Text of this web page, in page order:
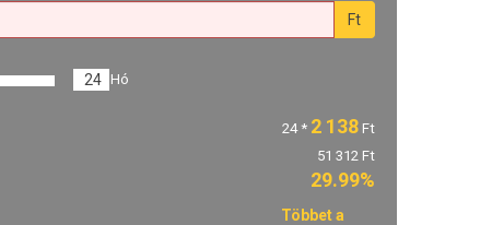
Ft
24 Hó
24* 2 138Ft
51 312 Ft
29.99%
Többet a